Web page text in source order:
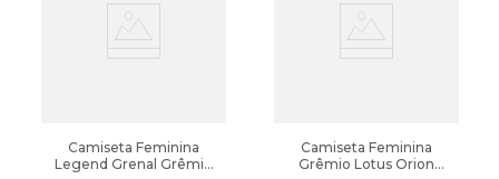
Camiseta Feminina
Legend Grenal Grêmio
Camiseta Feminina
Grêmio Lotus Orion